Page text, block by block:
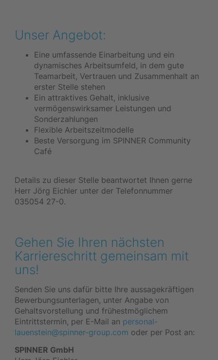
Unser Angebot:
Eine umfassende Einarbeitung und ein
dynamisches Arbeitsumfeld, in dem gute
Teamarbeit, Vertrauen und Zusammenhalt an
erster Stelle stehen
Ein attraktives Gehalt, inklusive
vermögenswirksamer Leistungen und
Sonderzahlungen
Flexible Arbeitszeitmodelle
Beste Versorgung im SPINNER Community
Café
Details zu dieser Stelle beantwortet Ihnen gerne
Herr Jörg Eichler unter der Telefonnummer
035054 27-0.
Gehen Sie Ihren nächsten
Karriereschritt gemeinsam mit
uns!
Senden Sie uns dafür bitte Ihre aussagekräftigen
Bewerbungsunterlagen, unter Angabe von
Gehaltsvorstellung und frühestmöglichem
Eintrittstermin, per E-Mail an personal-
lauenstein@spinner-group.com oder per Post an:
SPINNER GmbH